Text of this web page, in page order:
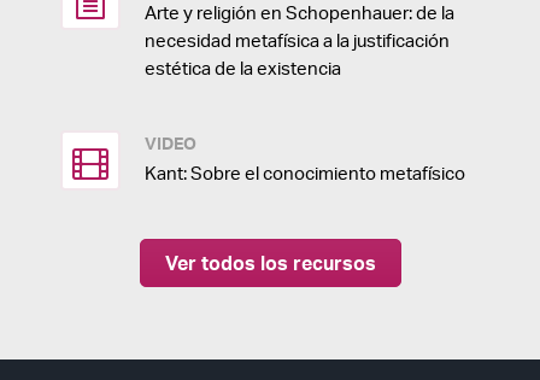
Arte y religión en Schopenhauer: de la
necesidad metafísica a la justificación
estética de la existencia
VIDEO
Kant: Sobre el conocimiento metafísico
Ver todos los recursos